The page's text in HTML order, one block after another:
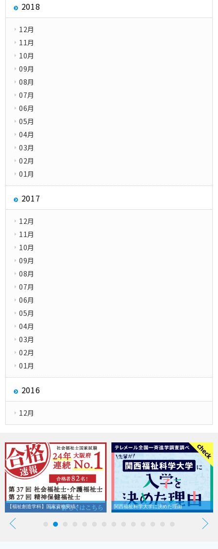
2018
12月
11月
10月
09月
08月
07月
06月
05月
04月
03月
02月
01月
2017
12月
11月
10月
09月
08月
07月
06月
05月
04月
03月
02月
01月
2016
12月
【福祉創造学科】国家資格実績！ 関西福祉科学大学に決めた理由